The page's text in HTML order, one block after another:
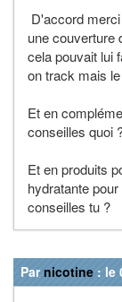
D'accord
une couverture
cela pouvait lui
on track mais
Et en
conseilles quoi
Et en produits
hydratante
conseilles tu ?
Parnicotine : le